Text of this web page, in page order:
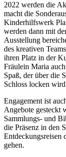
2022 werden die
macht die
Kinderhilfswerk
werden dann mit
Ausstellung
des kreativen
ihren Platz in der
Fräulein Maria
Spaß, der über die
Schloss locken
Engagement ist
Angebote gesteckt
Sammlungs- und
die Präsenz in den
Entdeckungsreisen
gehen.